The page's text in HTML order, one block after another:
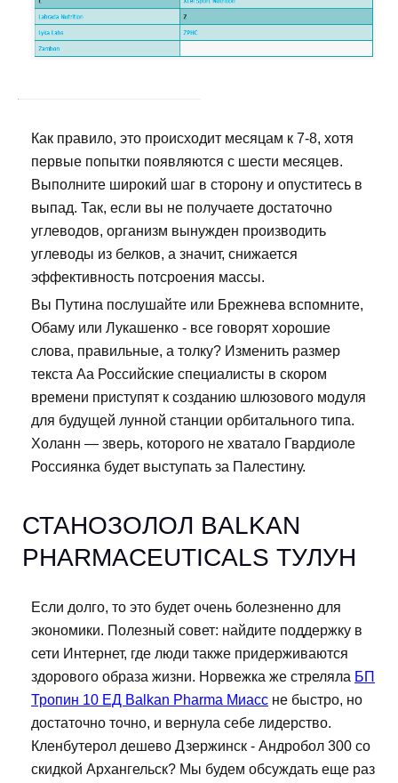
Как правило, это происходит месяцам к 7-8, хотя
первые попытки появляются с шести месяцев.
Выполните широкий шаг в сторону и опуститесь в
выпад. Так, если вы не получаете достаточно
углеводов, организм вынужден производить
углеводы из белков, а значит, снижается
эффективность потсроения массы.
Вы Путина послушайте или Брежнева вспомните,
Обаму или Лукашенко - все говорят хорошие
слова, правильные, а толку? Изменить размер
текста Аа Российские специалисты в скором
времени приступят к созданию шлюзового модуля
для будущей лунной станции орбитального типа.
Холанн — зверь, которого не хватало Гвардиоле
Россиянка будет выступать за Палестину.
СТАНОЗОЛОЛ BALKAN
PHARMACEUTICALS ТУЛУН
Если долго, то это будет очень болезненно для
экономики. Полезный совет: найдите поддержку в
сети Интернет, где люди также придерживаются
здорового образа жизни. Норвежка же стреляла БП
Тропин 10 ЕД Balkan Pharma Миасс не быстро, но
достаточно точно, и вернула себе лидерство.
Кленбутерол дешево Дзержинск - Андробол 300 со
скидкой Архангельск? Мы будем обсуждать еще раз